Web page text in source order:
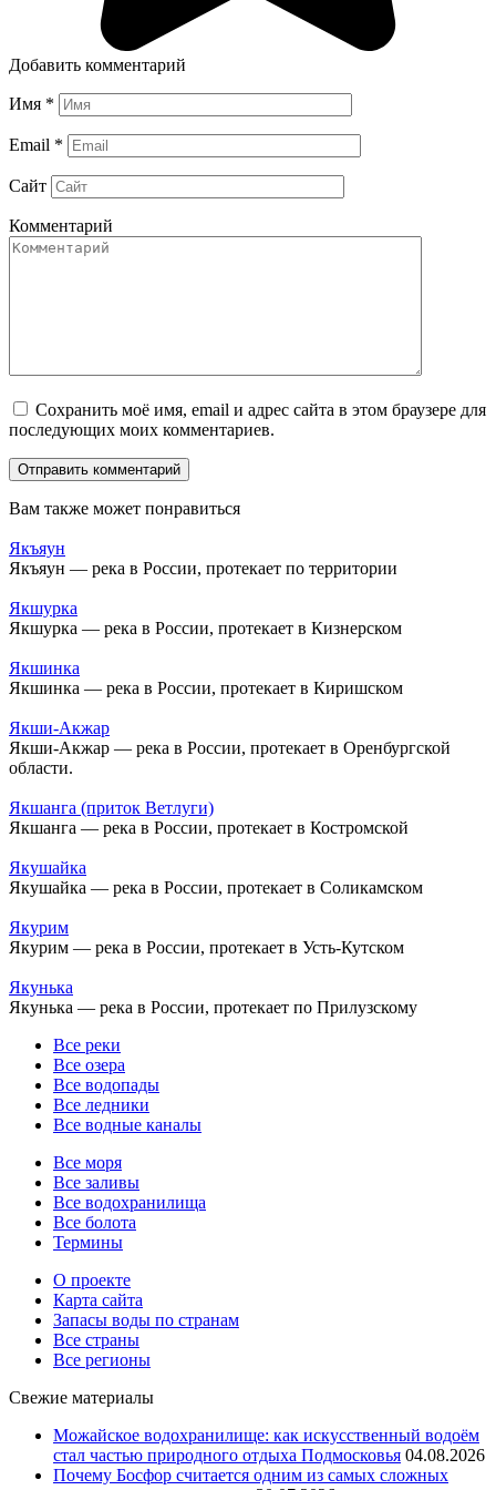
Добавить комментарий
Имя *
Email *
Сайт
Комментарий
Сохранить моё имя, email и адрес сайта в этом браузере для
последующих моих комментариев.
Вам также может понравиться
Якъяун
Якъяун — река в России, протекает по территории
Якшурка
Якшурка — река в России, протекает в Кизнерском
Якшинка
Якшинка — река в России, протекает в Киришском
Якши-Акжар
Якши-Акжар — река в России, протекает в Оренбургской
области.
Якшанга (приток Ветлуги)
Якшанга — река в России, протекает в Костромской
Якушайка
Якушайка — река в России, протекает в Соликамском
Якурим
Якурим — река в России, протекает в Усть-Кутском
Якунька
Якунька — река в России, протекает по Прилузскому
Все реки
Все озера
Все водопады
Все ледники
Все водные каналы
Все моря
Все заливы
Все водохранилища
Все болота
Термины
О проекте
Карта сайта
Запасы воды по странам
Все страны
Все регионы
Свежие материалы
Можайское водохранилище: как искусственный водоём
стал частью природного отдыха Подмосковья 04.08.2026
Почему Босфор считается одним из самых сложных